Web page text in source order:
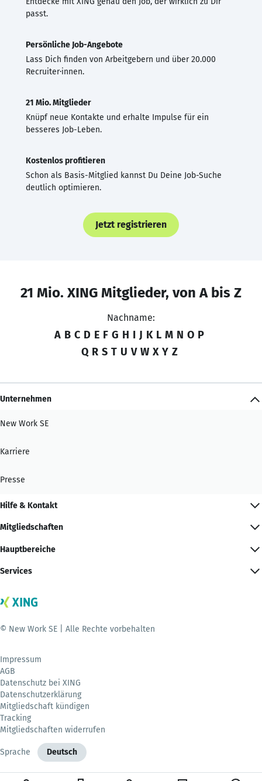
passt.
Persönliche Job-Angebote
Lass Dich finden von Arbeitgebern und über 20.000
Recruiter·innen.
21 Mio. Mitglieder
Knüpf neue Kontakte und erhalte Impulse für ein
besseres Job-Leben.
Kostenlos profitieren
Schon als Basis-Mitglied kannst Du Deine Job-Suche
deutlich optimieren.
Jetzt registrieren
21 Mio. XING Mitglieder, von A bis Z
Nachname:
A B C D E F G H I J K L M N O P
Q R S T U V W X Y Z
Unternehmen
New Work SE
Karriere
Presse
Hilfe & Kontakt
Mitgliedschaften
Hauptbereiche
Services
© New Work SE | Alle Rechte vorbehalten
Impressum
AGB
Datenschutz bei XING
Datenschutzerklärung
Mitgliedschaft kündigen
Tracking
Mitgliedschaften widerrufen
Sprache Deutsch